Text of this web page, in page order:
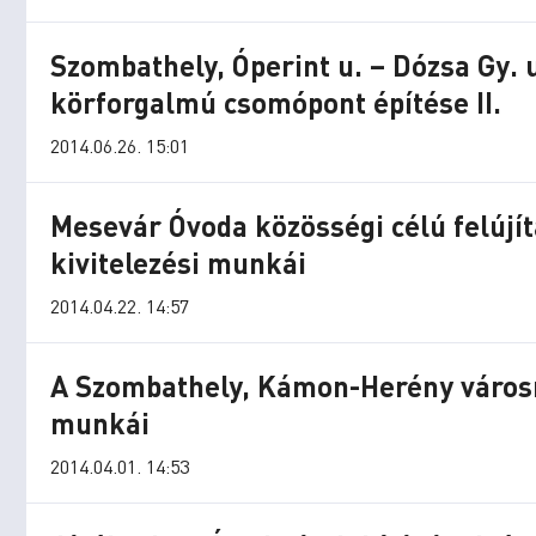
Szombathely, Óperint u. – Dózsa
körforgalmú csomópont építése II.
2014.06.26. 15:01
Mesevár Óvoda közösségi célú
kivitelezési munkái
2014.04.22. 14:57
A Szombathely, Kámon-Herény
munkái
2014.04.01. 14:53
ELŐADÁS/KIÁLLÍTÁS
MEGÁLLNI TILOS,
KÖTELEZŐ
vagyok én, te vagy te / zártkörű
előadás (Előadás/Kiállítás)
Bár és Bisztró, Szombathely, Brenner
MÚZEUMI
Én vagyok én,